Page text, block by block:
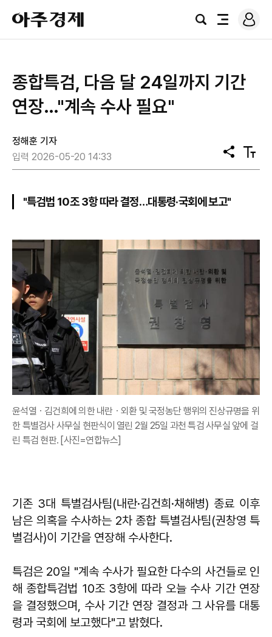
아
주
경
검
전
로
그
종합특검, 다음 달 24일까지 기간
연장…"계속 수사 필요"
정해훈 기자
입력 2026-05-20 14:33
공
유
텍
스
"특검법 10조 3항 따라 결정…대통령·국회에 보고"
윤석열ㆍ김건희에 의한 내란ㆍ외환 및 국정농단 행위의 진상규명을 위
한 특별검사 사무실 현판식이 열린 2월 25일 과천 특검 사무실 앞에 걸
린 특검 현판. [사진=연합뉴스]
기존 3대 특별검사팀(내란·김건희·채해병) 종료 이후
남은 의혹을 수사하는 2차 종합 특별검사팀(권창영 특
별검사)이 기간을 연장해 수사한다.
특검은 20일 "계속 수사가 필요한 다수의 사건들로 인
해 종합특검법 10조 3항에 따라 오늘 수사 기간 연장
을 결정했으며, 수사 기간 연장 결정과 그 사유를 대통
령과 국회에 보고했다"고 밝혔다.